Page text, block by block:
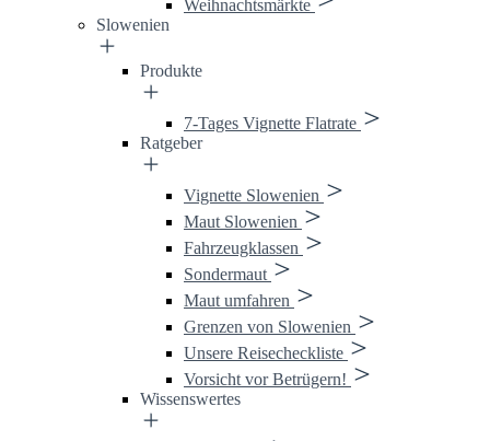
Weihnachtsmärkte
Slowenien
Produkte
7-Tages Vignette Flatrate
Ratgeber
Vignette Slowenien
Maut Slowenien
Fahrzeugklassen
Sondermaut
Maut umfahren
Grenzen von Slowenien
Unsere Reisecheckliste
Vorsicht vor Betrügern!
Wissenswertes